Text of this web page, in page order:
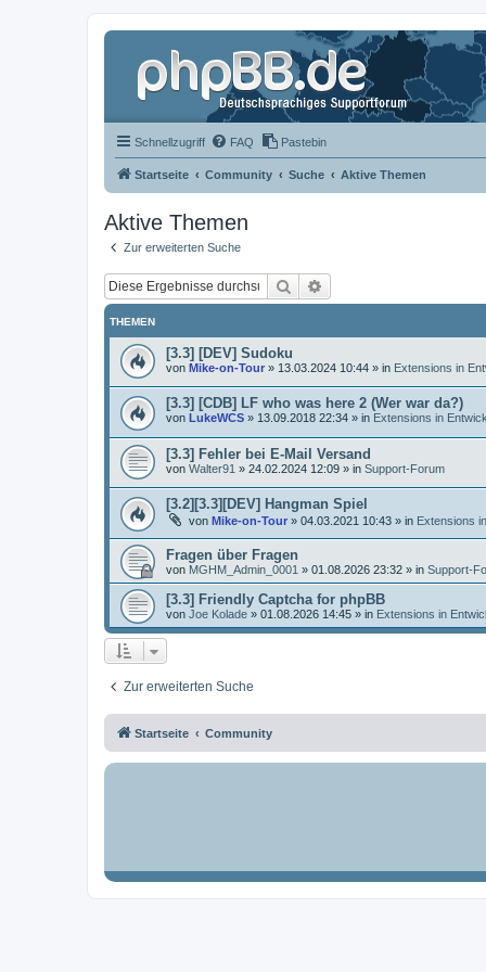
Schnellzugriff FAQ Pastebin
Startseite Community Suche Aktive Themen
Aktive Themen
Zur erweiterten Suche
Suche
THEMEN
[3.3] [DEV] Sudoku
von Mike-on-Tour » 13.03.2024 10:44 » in Extensions in
[3.3] [CDB] LF who was here 2 (Wer war da?)
von LukeWCS » 13.09.2018 22:34 » in Extensions in
[3.3] Fehler bei E-Mail Versand
von Walter91 » 24.02.2024 12:09 » in Support-Forum
[3.2][3.3][DEV] Hangman Spiel
von Mike-on-Tour » 04.03.2021 10:43 » in Extensions
Fragen über Fragen
von MGHM_Admin_0001 » 01.08.2026 23:32 » in Support-
[3.3] Friendly Captcha for phpBB
von Joe Kolade » 01.08.2026 14:45 » in Extensions in
Zur erweiterten Suche
Startseite Community